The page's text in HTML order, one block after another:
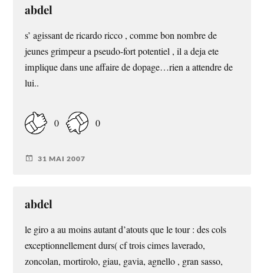
abdel
s’ agissant de ricardo ricco , comme bon nombre de
jeunes grimpeur a pseudo-fort potentiel , il a deja ete
implique dans une affaire de dopage…rien a attendre de
lui..
0 0
31 MAI 2007
abdel
le giro a au moins autant d’atouts que le tour : des cols
exceptionnellement durs( cf trois cimes laverado,
zoncolan, mortirolo, giau, gavia, agnello , gran sasso,